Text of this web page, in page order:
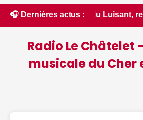
🎧 Dernières actus :
Luisant, rendez-vous
Radio Le Châtelet
musicale du Cher